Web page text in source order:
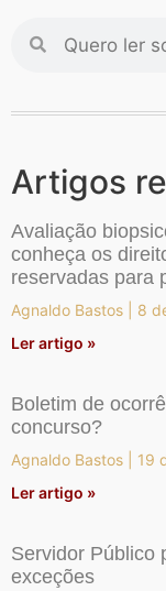
Artigos
Avaliação
conheça os
reservadas para
Agnaldo Bastos
8
Ler artigo »
Boletim de
concurso?
Agnaldo Bastos
19
Ler artigo »
Servidor Público
exceções